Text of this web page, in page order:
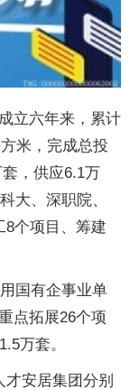
立六年来，累计
米，完成总投
，供应6.1万
大、深职院、
8个项目、筹建
国有企事业单
点拓展26个项
万套。
安居集团分别